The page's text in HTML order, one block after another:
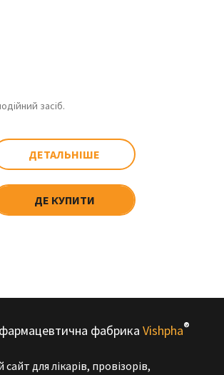
засіб.
ДЕТАЛЬНІШЕ
ДЕ КУПИТИ
фабрика Vishpha®
для лікарів, провізорів,